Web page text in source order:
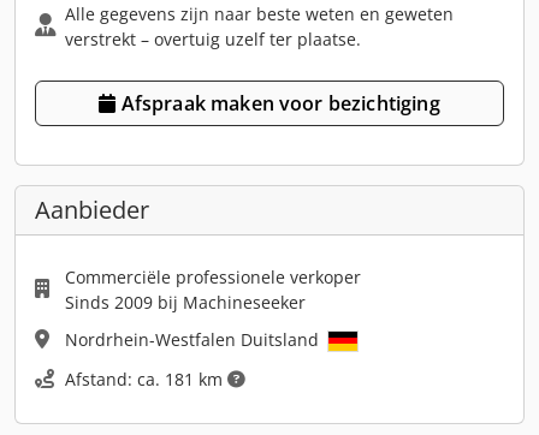
Alle gegevens zijn naar beste weten en geweten
verstrekt – overtuig uzelf ter plaatse.
Afspraak maken voor bezichtiging
Aanbieder
Commerciële professionele verkoper
Sinds 2009 bij Machineseeker
Nordrhein-Westfalen Duitsland
Afstand: ca. 181 km